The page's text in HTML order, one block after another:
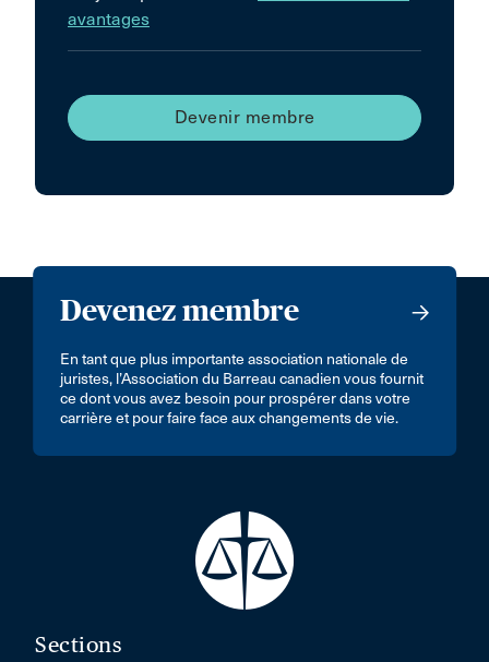
avantages
Devenir membre
Devenez membre
En tant que plus importante association nationale de
juristes, l’Association du Barreau canadien vous fournit
ce dont vous avez besoin pour prospérer dans votre
carrière et pour faire face aux changements de vie.
Sections